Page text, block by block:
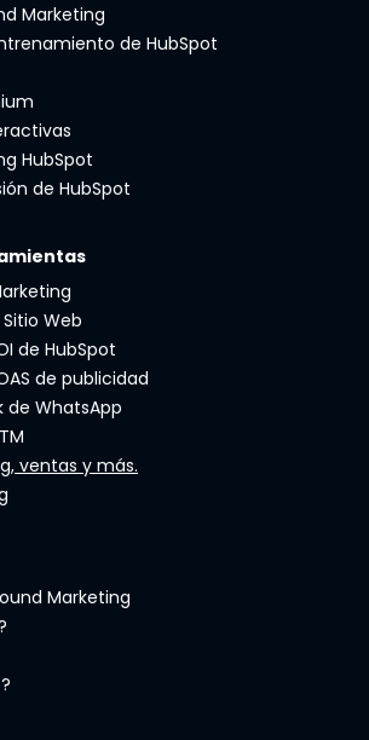
Marketing
de HubSpot
HubSpot
de HubSpot
Web
de HubSpot
de publicidad
de WhatsApp
ventas y más.
Marketing